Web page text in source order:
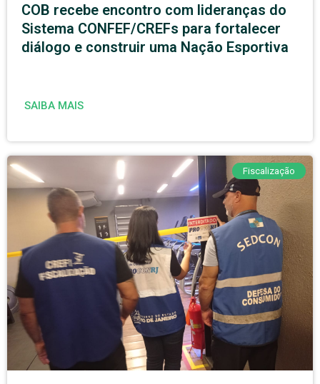
COB recebe encontro com lideranças do
Sistema CONFEF/CREFs para fortalecer
diálogo e construir uma Nação Esportiva
SAIBA MAIS
Fiscalização